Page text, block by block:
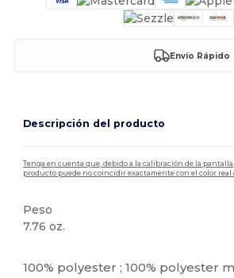
Envío Rápido
Descripción del producto
Tenga en cuenta que, debido a la calibración de la
producto puede no coincidir exactamente con el color real
Peso
7.76 oz.
100% polyester ; 100% polyester